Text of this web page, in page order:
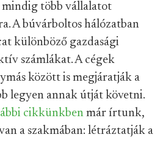
mindig több vállalatot
A búvárboltos hálózatban
különböző gazdasági
számlákat. A cégek
között is megjáratják a
legyen annak útját követni.
cikkünkben már írtunk,
a szakmában: létráztatják a